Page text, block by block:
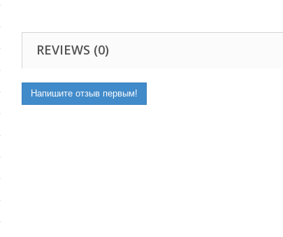
REVIEWS (0)
Напишите отзыв первым!